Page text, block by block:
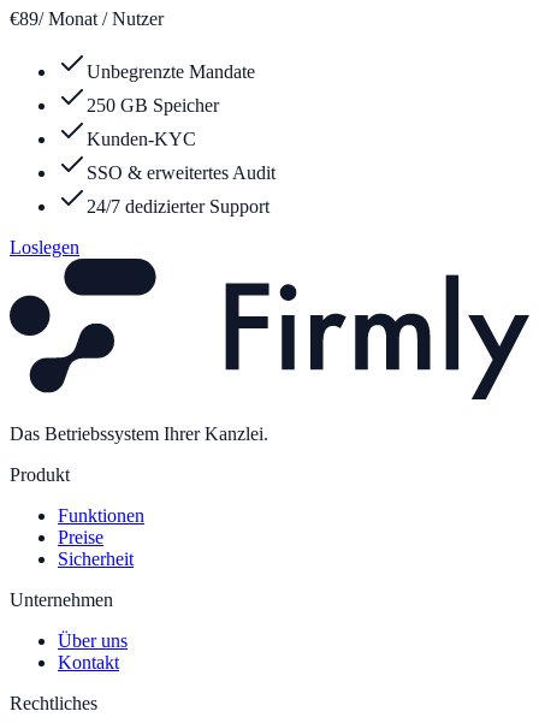
€89/ Monat / Nutzer
Unbegrenzte Mandate
250 GB Speicher
Kunden-KYC
SSO & erweitertes Audit
24/7 dedizierter Support
Loslegen
Das Betriebssystem Ihrer Kanzlei.
Produkt
Funktionen
Preise
Sicherheit
Unternehmen
Über uns
Kontakt
Rechtliches